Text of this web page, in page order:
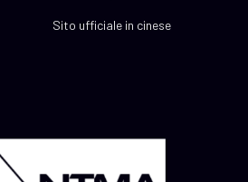
Sito ufficiale in cinese